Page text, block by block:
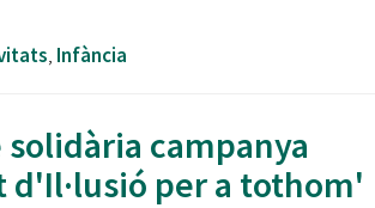
, Infància
campanya
d'Il·lusió per a tothom'